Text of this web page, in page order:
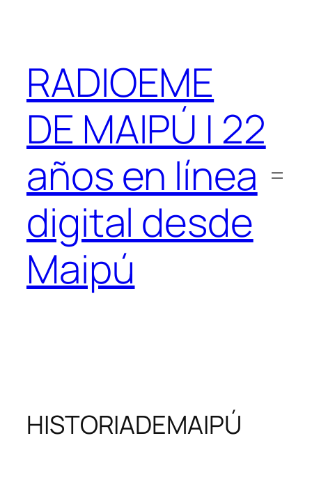
RADIOEME
DE MAIPÚ | 22
años en línea
digital desde
Maipú
HISTORIADEMAIPÚ